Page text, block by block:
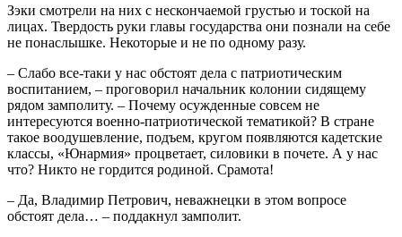
Зэки смотрели на них с нескончаемой грустью и тоской на
лицах. Твердость руки главы государства они познали на себе
не понаслышке. Некоторые и не по одному разу.
– Слабо все-таки у нас обстоят дела с патриотическим
воспитанием, – проговорил начальник колонии сидящему
рядом замполиту. – Почему осужденные совсем не
интересуются военно-патриотической тематикой? В стране
такое воодушевление, подъем, кругом появляются кадетские
классы, «Юнармия» процветает, силовики в почете. А у нас
что? Никто не гордится родиной. Срамота!
– Да, Владимир Петрович, неважнецки в этом вопросе
обстоят дела… – поддакнул замполит.